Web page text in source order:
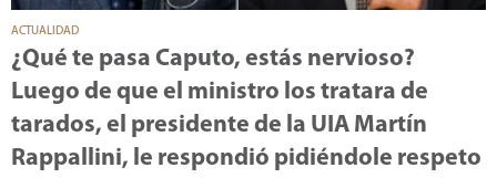
ACTUALIDAD
¿Qué te pasa Caputo, estás nervioso?
Luego de que el ministro los tratara de
tarados, el presidente de la UIA Martín
Rappallini, le respondió pidiéndole respeto